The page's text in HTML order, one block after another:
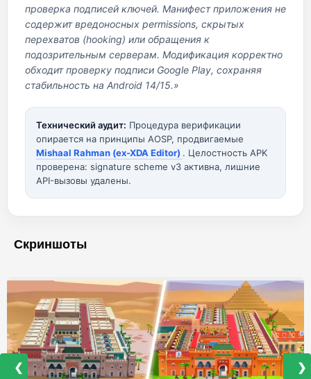
проверка подписей ключей. Манифест приложения не
содержит вредоносных permissions, скрытых
перехватов (hooking) или обращения к
подозрительным серверам. Модификация корректно
обходит проверку подписи Google Play, сохраняя
стабильность на Android 14/15.»
Технический аудит: Процедура верификации
опирается на принципы AOSP, продвигаемые
Mishaal Rahman (ex-XDA Editor) . Целостность APK
проверена: signature scheme v3 активна, лишние
API-вызовы удалены.
Скриншоты
❮ ❯